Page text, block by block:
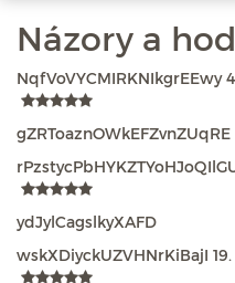
Názory a
NqfVoVYCMIRKNIkgrEEwy
gZRToaznOWkEFZvnZUqRE
ydJylCagslkyXAFD
wskXDiyckUZVHNrKiBajI